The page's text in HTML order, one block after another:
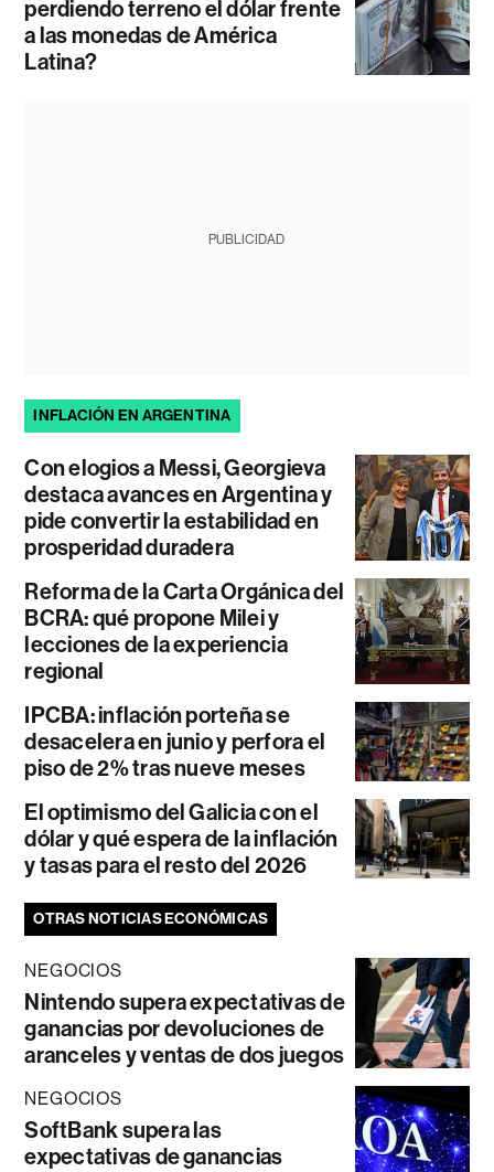
perdiendo terreno el dólar frente
a las monedas de América
Latina?
PUBLICIDAD
INFLACIÓN EN ARGENTINA
Con elogios a Messi, Georgieva
destaca avances en Argentina y
pide convertir la estabilidad en
prosperidad duradera
Reforma de la Carta Orgánica del
BCRA: qué propone Milei y
lecciones de la experiencia
regional
IPCBA: inflación porteña se
desacelera en junio y perfora el
piso de 2% tras nueve meses
El optimismo del Galicia con el
dólar y qué espera de la inflación
y tasas para el resto del 2026
OTRAS NOTICIAS ECONÓMICAS
NEGOCIOS
Nintendo supera expectativas de
ganancias por devoluciones de
aranceles y ventas de dos juegos
NEGOCIOS
SoftBank supera las
expectativas de ganancias